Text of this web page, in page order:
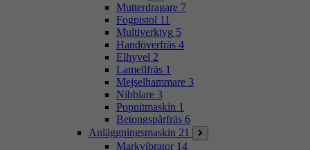
Mutterdragare 7
Fogpistol 11
Multiverktyg 5
Handöverfräs 4
Elhyvel 2
Lamellfräs 1
Mejselhammare 3
Nibblare 3
Popnitmaskin 1
Betongspårfräs 6
Anläggningsmaskin 21
Markvibrator 14